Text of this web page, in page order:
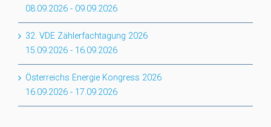
08.09.2026 - 09.09.2026
32. VDE Zählerfachtagung 2026
15.09.2026 - 16.09.2026
Österreichs Energie Kongress 2026
16.09.2026 - 17.09.2026